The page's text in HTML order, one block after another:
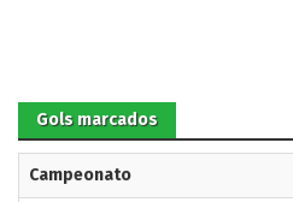
Gols marcados
Campeonato